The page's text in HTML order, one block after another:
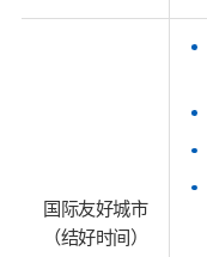
国际友好城市
（结好时间）